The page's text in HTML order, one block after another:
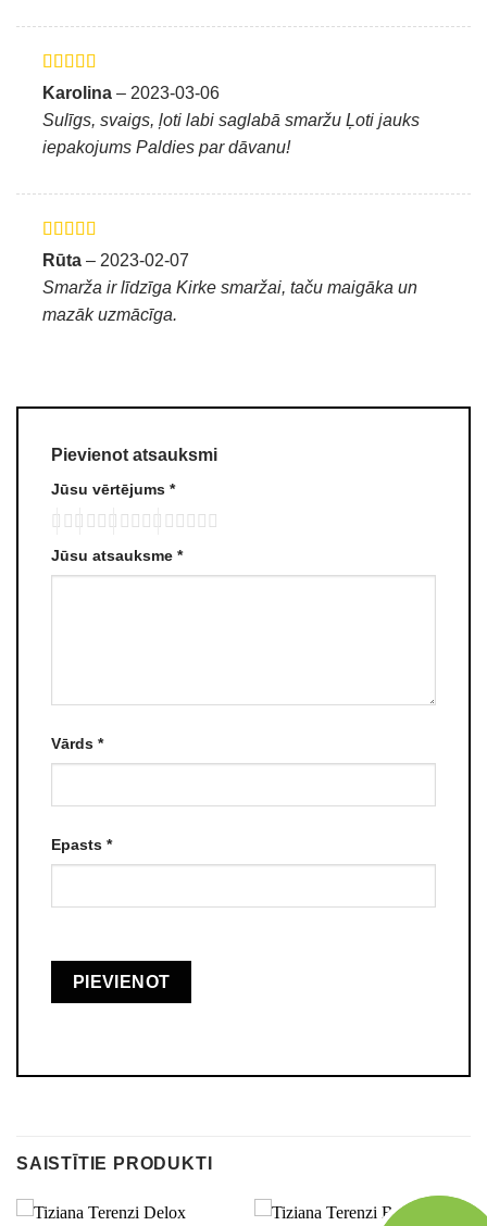
Novērtēts ar
5 no 5
Karolina – 2023-03-06
Sulīgs, svaigs, ļoti labi saglabā smaržu Ļoti jauks
iepakojums Paldies par dāvanu!
Novērtēts ar
5 no 5
Rūta – 2023-02-07
Smarža ir līdzīga Kirke smaržai, taču maigāka un
mazāk uzmācīga.
Pievienot atsauksmi
Jūsu vērtējums *
Jūsu atsauksme *
Vārds *
Epasts *
SAISTĪTIE PRODUKTI